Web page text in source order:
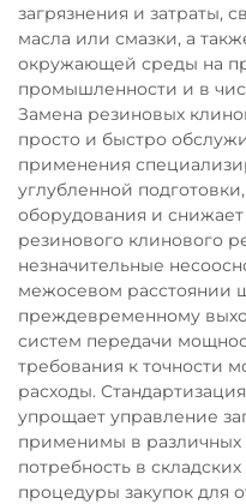
загрязнения и затраты,
масла или смазки, а
окружающей среды на
промышленности и в
Замена резиновых
просто и быстро
применения
углубленной
оборудования и снижает
резинового клинового
незначительные
межосевом расстоянии
преждевременному
систем передачи
требования к точности
расходы.
упрощает управление
применимы в различных
потребность в
процедуры закупок для